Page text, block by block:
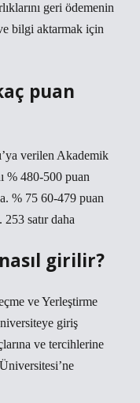
geri ödemenin
bilgi aktarmak için
puan
verilen Akademik
% 480-500 puan
% 75 60-479 puan
253 satır daha
girilir?
ve Yerleştirme
giriş
ve tercihlerine